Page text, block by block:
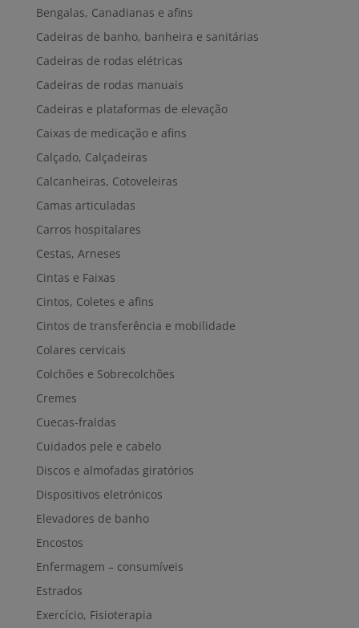
Bengalas, Canadianas e afins
Cadeiras de banho, banheira e sanitárias
Cadeiras de rodas elétricas
Cadeiras de rodas manuais
Cadeiras e plataformas de elevação
Caixas de medicação e afins
Calçado, Calçadeiras
Calcanheiras, Cotoveleiras
Camas articuladas
Carros hospitalares
Cestas, Arneses
Cintas e Faixas
Cintos, Coletes e afins
Cintos de transferência e mobilidade
Colares cervicais
Colchões e Sobrecolchões
Cremes
Cuecas-fraldas
Cuidados pele e cabelo
Discos e almofadas giratórios
Dispositivos eletrónicos
Elevadores de banho
Encostos
Enfermagem – consumíveis
Estrados
Exercício, Fisioterapia